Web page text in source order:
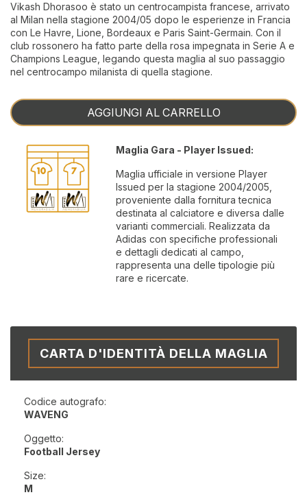
Vikash Dhorasoo è stato un centrocampista francese, arrivato
al Milan nella stagione 2004/05 dopo le esperienze in Francia
con Le Havre, Lione, Bordeaux e Paris Saint-Germain. Con il
club rossonero ha fatto parte della rosa impegnata in Serie A e
Champions League, legando questa maglia al suo passaggio
nel centrocampo milanista di quella stagione.
AGGIUNGI AL CARRELLO
Maglia Gara - Player Issued:
Maglia ufficiale in versione Player
Issued per la stagione 2004/2005,
proveniente dalla fornitura tecnica
destinata al calciatore e diversa dalle
varianti commerciali. Realizzata da
Adidas con specifiche professionali
e dettagli dedicati al campo,
rappresenta una delle tipologie più
rare e ricercate.
CARTA D'IDENTITÀ DELLA MAGLIA
Codice autografo:
WAVENG
Oggetto:
Football Jersey
Size:
M